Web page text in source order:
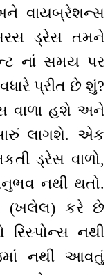
વાયબ્રેશન્સ
ડ્રેસ તમને
નાં સમય પર
પ્રીત છે શું?
વાળા હશે અને
લાગશે. એક
ડ્રેસ વાળો,
નથી થતો.
(ખલેલ) કરે છે
નથી
નથી આવતું